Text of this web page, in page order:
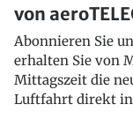
von
Abonnieren Sie
erhalten Sie von
Mittagszeit die
Luftfahrt direkt